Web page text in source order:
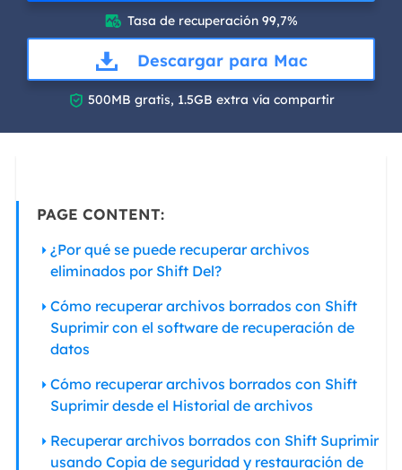
 Tasa de recuperación 99,7%
Descargar para Mac
 500MB gratis, 1.5GB extra vía compartir
PAGE CONTENT:
¿Por qué se puede recuperar archivos
eliminados por Shift Del?
Cómo recuperar archivos borrados con Shift
Suprimir con el software de recuperación de
datos
Cómo recuperar archivos borrados con Shift
Suprimir desde el Historial de archivos
Recuperar archivos borrados con Shift Suprimir
usando Copia de seguridad y restauración de